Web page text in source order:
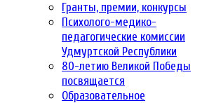
Гранты, премии, конкурсы
Психолого-медико-
педагогические комиссии
Удмуртской Республики
80-летию Великой Победы
посвящается
Образовательное